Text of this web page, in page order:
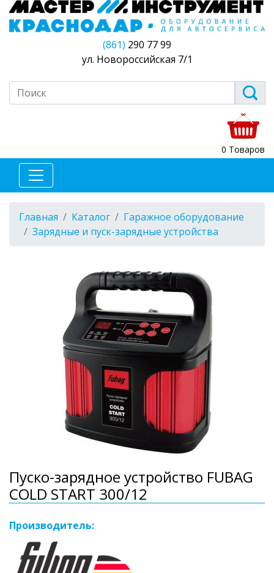
(861) 290 77 99
ул. Новороссийская 7/1
0 Товаров
Главная Каталог
Гаражное оборудование
Зарядные и пуск-зарядные устройства
Пуско-зарядное устройство FUBAG
COLD START 300/12
Производитель: